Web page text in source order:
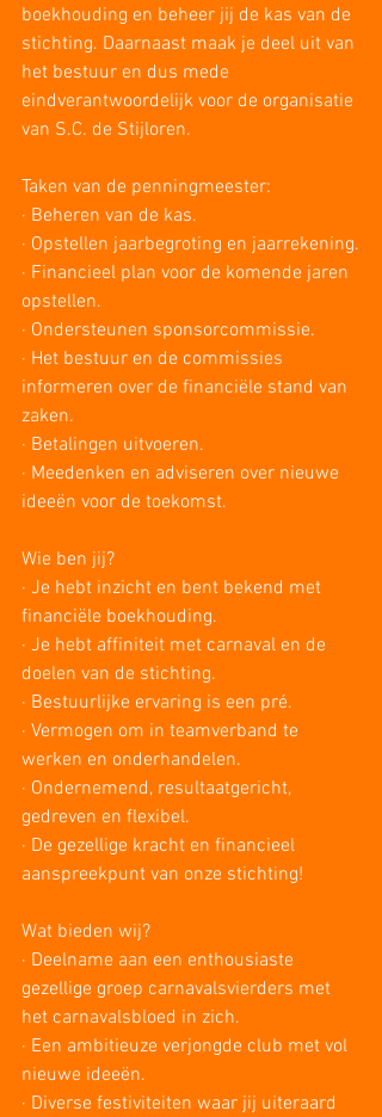
boekhouding en beheer jij de kas van de
stichting. Daarnaast maak je deel uit van
het bestuur en dus mede
eindverantwoordelijk voor de organisatie
van S.C. de Stijloren.
Taken van de penningmeester:
· Beheren van de kas.
· Opstellen jaarbegroting en jaarrekening.
· Financieel plan voor de komende jaren
opstellen.
· Ondersteunen sponsorcommissie.
· Het bestuur en de commissies
informeren over de financiële stand van
zaken.
· Betalingen uitvoeren.
· Meedenken en adviseren over nieuwe
ideeën voor de toekomst.
Wie ben jij?
· Je hebt inzicht en bent bekend met
financiële boekhouding.
· Je hebt affiniteit met carnaval en de
doelen van de stichting.
· Bestuurlijke ervaring is een pré.
· Vermogen om in teamverband te
werken en onderhandelen.
· Ondernemend, resultaatgericht,
gedreven en flexibel.
· De gezellige kracht en financieel
aanspreekpunt van onze stichting!
Wat bieden wij?
· Deelname aan een enthousiaste
gezellige groep carnavalsvierders met
het carnavalsbloed in zich.
· Een ambitieuze verjongde club met vol
nieuwe ideeën.
· Diverse festiviteiten waar jij uiteraard